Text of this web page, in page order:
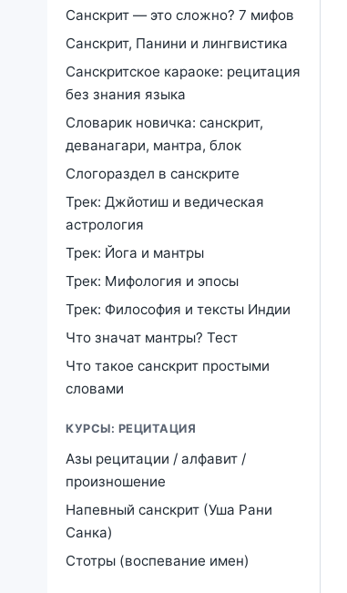
Санскрит — это сложно? 7 мифов
Санскрит, Панини и лингвистика
Санскритское караоке: рецитация
без знания языка
Словарик новичка: санскрит,
деванагари, мантра, блок
Слогораздел в санскрите
Трек: Джйотиш и ведическая
астрология
Трек: Йога и мантры
Трек: Мифология и эпосы
Трек: Философия и тексты Индии
Что значат мантры? Тест
Что такое санскрит простыми
словами
КУРСЫ: РЕЦИТАЦИЯ
Азы рецитации / алфавит /
произношение
Напевный санскрит (Уша Рани
Санка)
Стотры (воспевание имен)